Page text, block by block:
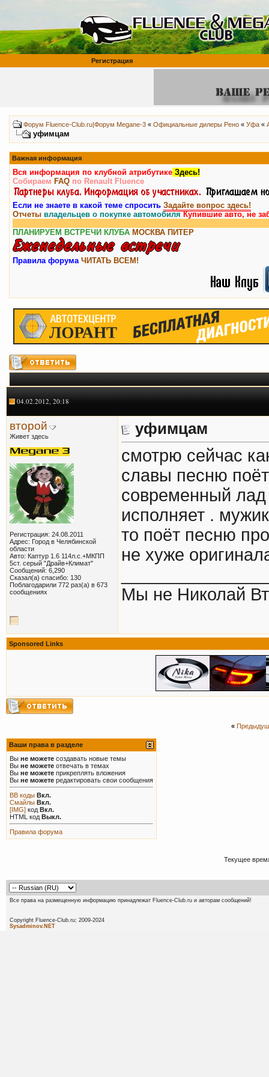
Регистрация
Форум Fluence-Club.ru|Форум Megane-3 « Официальные дилеры Рено « Уфа «
уфимцам
Важная информация
Вся информация по клубной атрибутике Здесь!
Собираем FAQ по Renault Fluence
Если не знаете в какой теме спросить Задайте вопрос здесь!
Отчеты владельцев о покупке автомобиляКупившие авто, не
ПЛАНИРУЕМ ВСТРЕЧИ КЛУБА МОСКВА ПИТЕР
Правила форума ЧИТАТЬ ВСЕМ!
04.02.2012, 20:18
второй
Живет здесь
Регистрация: 24.08.2011
Адрес: Город в Челябинской
области
Авто: Каптур 1.6 114л.с.+МКПП
5ст. серый "Драйв+Климат"
Сообщений: 6,290
Сказал(а) спасибо: 130
Поблагодарили 772 раз(а) в 673
сообщениях
уфимцам
смотрю сейчас
славы песню
современный лад
исполняет .
то поёт песню
не хуже
Мы не Николай
Sponsored Links
«
Ваши права в разделе
Вы не можете создавать новые темы
Вы не можете отвечать в темах
Вы не можете прикреплять вложения
Вы не можете редактировать свои сообщения
BB коды Вкл.
Смайлы Вкл.
[IMG] код Вкл.
HTML код Выкл.
Правила форума
Текущее
Все права на размещенную информацию принадлежат Fluence-Club.ru и авторам сообщений!
Copyright Fluence-Club.ru;
Sysadminov.NET